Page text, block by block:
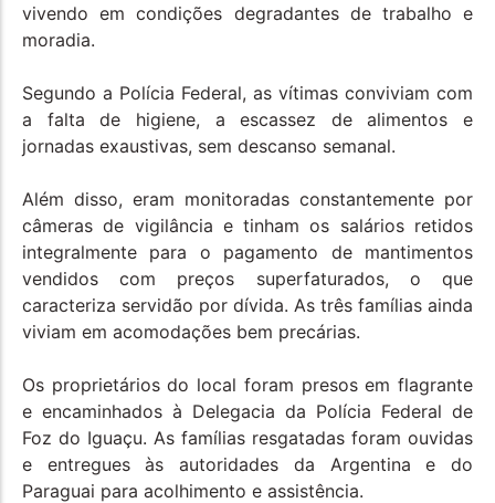
vivendo em condições degradantes de trabalho e
moradia.
Segundo a Polícia Federal, as vítimas conviviam com
a falta de higiene, a escassez de alimentos e
jornadas exaustivas, sem descanso semanal.
Além disso, eram monitoradas constantemente por
câmeras de vigilância e tinham os salários retidos
integralmente para o pagamento de mantimentos
vendidos com preços superfaturados, o que
caracteriza servidão por dívida. As três famílias ainda
viviam em acomodações bem precárias.
Os proprietários do local foram presos em flagrante
e encaminhados à Delegacia da Polícia Federal de
Foz do Iguaçu. As famílias resgatadas foram ouvidas
e entregues às autoridades da Argentina e do
Paraguai para acolhimento e assistência.